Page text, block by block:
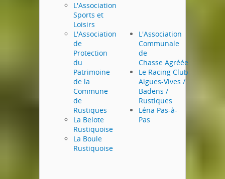
L'Association
Sports et
Loisirs
L'Association
de
Protection
du
Patrimoine
de la
Commune
de
Rustiques
La Belote
Rustiquoise
La Boule
Rustiquoise
L'Association
Communale
de
Chasse Agréée
Le Racing Club
Aigues-Vives /
Badens /
Rustiques
Léna Pas-à-
Pas